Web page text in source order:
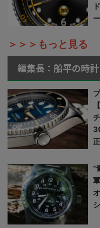
＞＞＞もっと見る
編集長：船平の時
“